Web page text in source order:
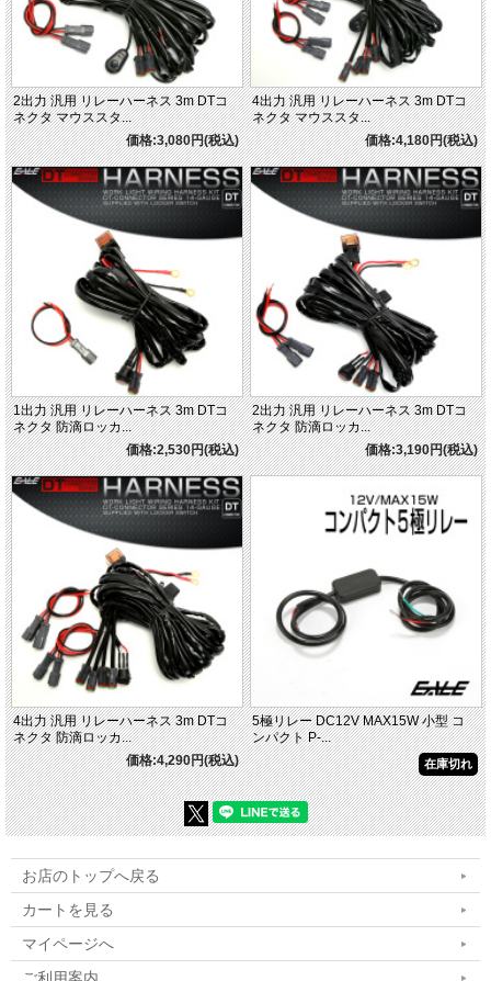
2出力 汎用 リレーハーネス 3m DTコ
ネクタ マウススタ...
価格:3,080円(税込)
4出力 汎用 リレーハーネス 3m DTコ
ネクタ マウススタ...
価格:4,180円(税込)
1出力 汎用 リレーハーネス 3m DTコ
ネクタ 防滴ロッカ...
価格:2,530円(税込)
2出力 汎用 リレーハーネス 3m DTコ
ネクタ 防滴ロッカ...
価格:3,190円(税込)
4出力 汎用 リレーハーネス 3m DTコ
ネクタ 防滴ロッカ...
価格:4,290円(税込)
5極リレー DC12V MAX15W 小型 コ
ンパクト P-...
在庫切れ
お店のトップへ戻る
カートを見る
マイページへ